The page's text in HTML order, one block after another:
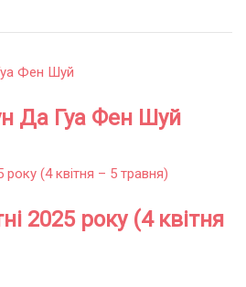
Да Гуа Фен Шуй
2025 року (4 квітня